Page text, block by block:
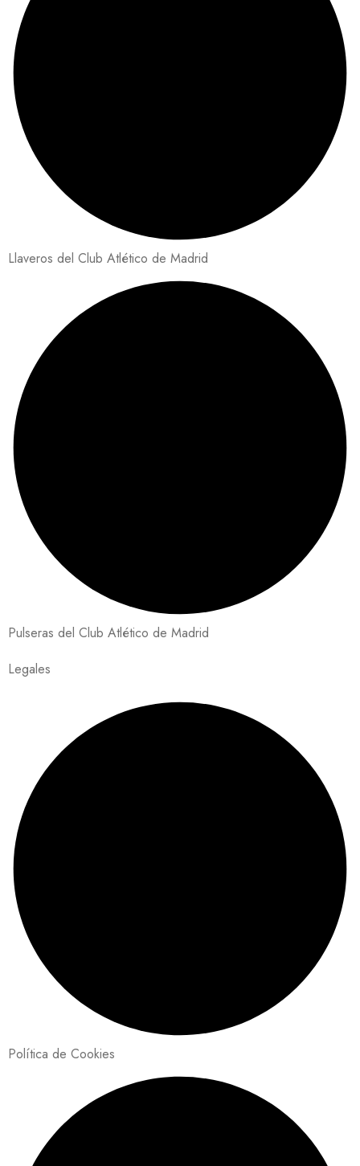
Llaveros del Club Atlético de Madrid
Pulseras del Club Atlético de Madrid
Legales
Política de Cookies